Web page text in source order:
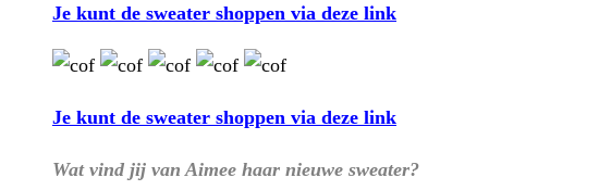
Je kunt de sweater shoppen via deze link
Je kunt de sweater shoppen via deze link
Wat vind jij van Aimee haar nieuwe sweater?